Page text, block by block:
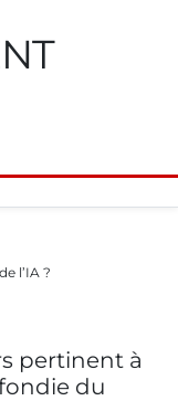
l’IA ?
pertinent à
du